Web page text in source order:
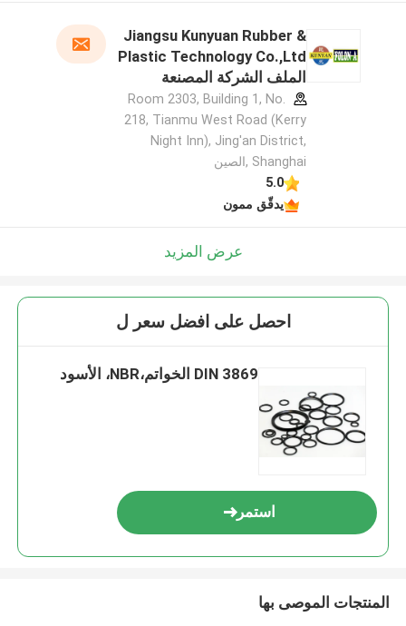
Jiangsu Kunyuan Rubber &
Plastic Technology Co.,Ltd
الملف الشركة المصنعة
Room 2303, Building 1, No.
218, Tianmu West Road (Kerry
Night Inn), Jing'an District,
Shanghai ,الصين
5.0
يدقّق ممون
عرض المزيد
احصل على افضل سعر ل
DIN 3869 الخواتم،NBR، الأسود
استمر
المنتجات الموصى بها